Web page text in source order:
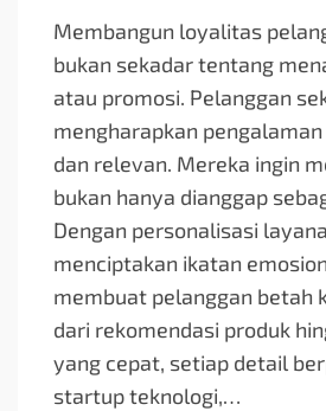
Membangun loyalitas
bukan sekadar tentang
atau promosi. Pelanggan
mengharapkan
dan relevan. Mereka ingin
bukan hanya dianggap
Dengan personalisasi
menciptakan ikatan
membuat pelanggan betah
dari rekomendasi produk
yang cepat, setiap detail
startup teknologi,…